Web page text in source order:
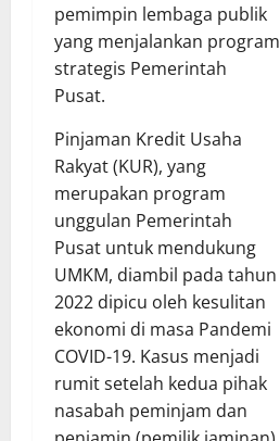
pemimpin lembaga publik
yang menjalankan program
strategis Pemerintah
Pusat.
Pinjaman Kredit Usaha
Rakyat (KUR), yang
merupakan program
unggulan Pemerintah
Pusat untuk mendukung
UMKM, diambil pada tahun
2022 dipicu oleh kesulitan
ekonomi di masa Pandemi
COVID-19. Kasus menjadi
rumit setelah kedua pihak
nasabah peminjam dan